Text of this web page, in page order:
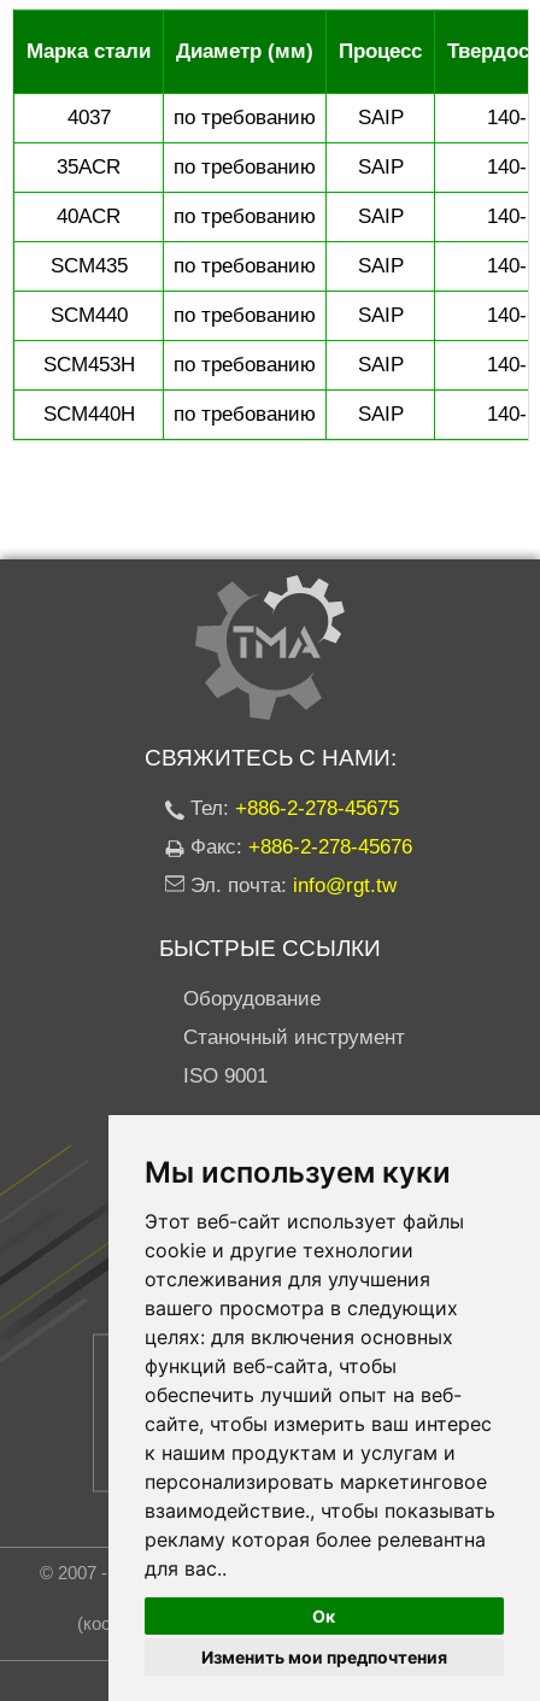
Мы используем куки
Этот веб-сайт использует файлы
cookie и другие технологии
отслеживания для улучшения
вашего просмотра в следующих
целях: для включения основных
функций веб-сайта, чтобы
обеспечить лучший опыт на веб-
сайте, чтобы измерить ваш интерес
к нашим продуктам и услугам и
персонализировать маркетинговое
взаимодействие., чтобы показывать
рекламу которая более релевантна
для вас..
Ок
Изменить мои предпочтения
Марка стали Диаметр (мм) Процесс
4037 по требованию SAIP 140-
35ACR по требованию SAIP 140-
40ACR по требованию SAIP 140-
SCM435 по требованию SAIP 140-
SCM440 по требованию SAIP 140-
SCM453H по требованию SAIP 140-
SCM440H по требованию SAIP 140-
СВЯЖИТЕСЬ С НАМИ:
Тел: +886-2-278-45675
Факс: +886-2-278-45676
Эл. почта: info@rgt.tw
БЫСТРЫЕ ССЫЛКИ
Оборудование
Станочный инструмент
ISO 9001
Facebook
YouTube
Linkedin
© 2007 - 2026 Rost Group & Technology Co., Ltd. All rights
reserved.
(координатор и эксклюзивный представитель)